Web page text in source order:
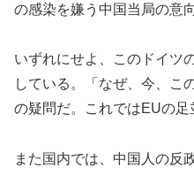
の感染を嫌う中国当局の意
いずれにせよ、このドイツ
している。「なぜ、今、こ
の疑問だ。これではEUの足
また国内では、中国人の反